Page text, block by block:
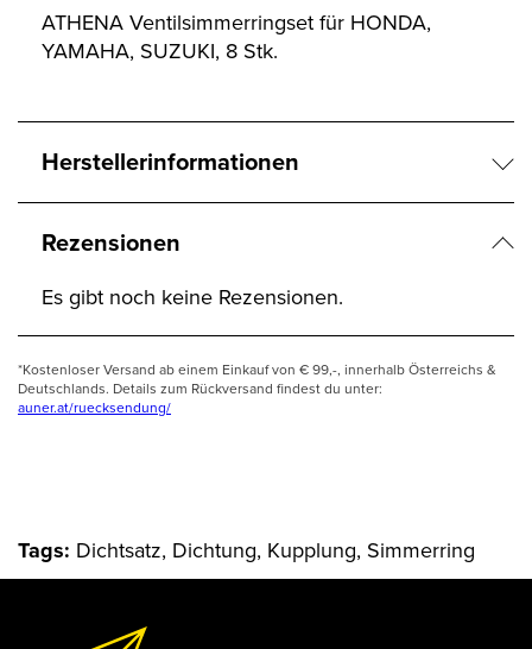
ATHENA Ventilsimmerringset für HONDA,
YAMAHA, SUZUKI, 8 Stk.
Herstellerinformationen
Rezensionen
Es gibt noch keine Rezensionen.
*Kostenloser Versand ab einem Einkauf von € 99,-, innerhalb Österreichs &
Deutschlands. Details zum Rückversand findest du unter:
auner.at/ruecksendung/
Tags: Dichtsatz, Dichtung, Kupplung, Simmerring